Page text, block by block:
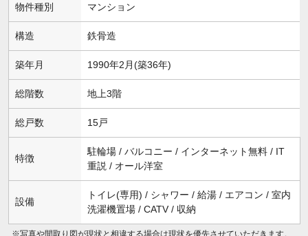
物件種別 マンション
構造 鉄骨造
築年月 1990年2月(築36年)
総階数 地上3階
総戸数 15戸
特徴
駐輪場 / バルコニー / インターネット無料 / IT
重説 / オール洋室
設備
トイレ(専用) / シャワー / 給湯 / エアコン / 室内
洗濯機置場 / CATV / 収納
※写真や間取り図が現状と相違する場合は現状を優先させていただきます。